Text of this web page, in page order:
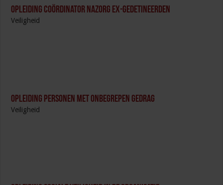
Opleiding Coördinator nazorg ex-gedetineerden
Veiligheid
Opleiding Personen met onbegrepen gedrag
Veiligheid